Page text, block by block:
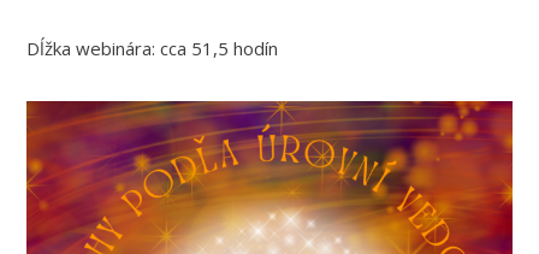
Dĺžka webinára: cca 51,5 hodín